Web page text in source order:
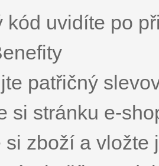
kód uvidíte po
patřičný
si stránku e-
si zboží a vložte